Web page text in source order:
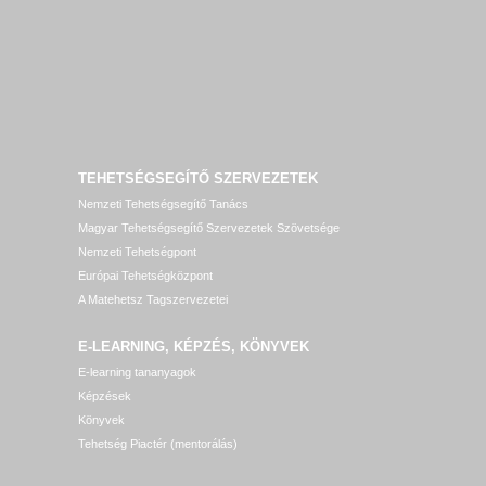
TEHETSÉGSEGÍTŐ SZERVEZETEK
Nemzeti Tehetségsegítő Tanács
Magyar Tehetségsegítő Szervezetek Szövetsége
Nemzeti Tehetségpont
Európai Tehetségközpont
A Matehetsz Tagszervezetei
E-LEARNING, KÉPZÉS, KÖNYVEK
E-learning tananyagok
Képzések
Könyvek
Tehetség Piactér (mentorálás)